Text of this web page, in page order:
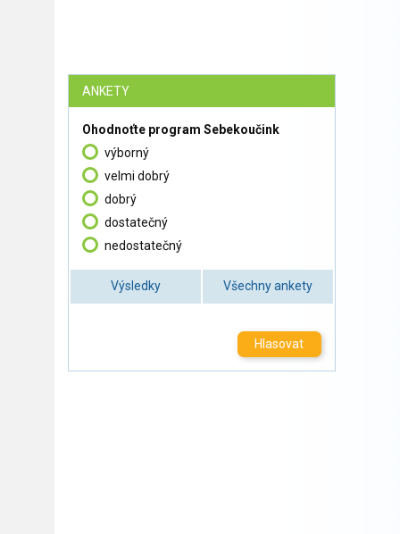
ANKETY
Ohodnoťte program Sebekoučink
výborný
velmi dobrý
dobrý
dostatečný
nedostatečný
Výsledky Všechny ankety
Hlasovat